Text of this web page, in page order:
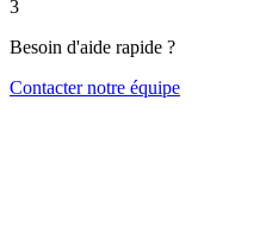
3
Besoin d'aide rapide ?
Contacter notre équipe